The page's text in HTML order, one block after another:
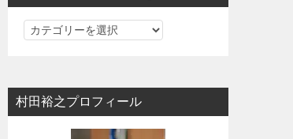
カ
リ
ー
村田裕之プロフィール